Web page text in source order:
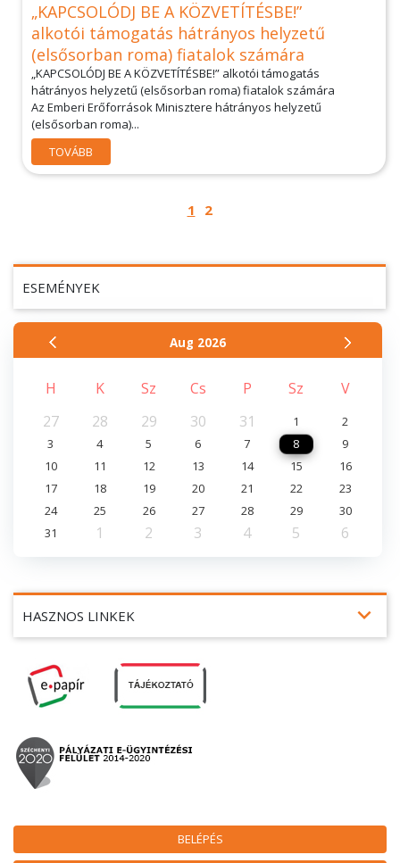
BELÉPÉS
HASZNOS LINKEK expand_more
ESEMÉNYEK
Aug 2026
H K Sz Cs P Sz
V
27
28 29 30 31 1
2
3
4 5 6 7 8
9
10
11 12 13 14 15
16
17
18 19 20 21 22
23
24
25 26 27 28 29
30
31
1 2 3 4 5 6
„KAPCSOLÓDJ BE A KÖZVETÍTÉSBE!”
alkotói támogatás hátrányos helyzetű
(elsősorban roma) fiatalok számára
„KAPCSOLÓDJ BE A KÖZVETÍTÉSBE!” alkotói támogatás
hátrányos helyzetű (elsősorban roma) fiatalok számára
Az Emberi Erőforrások Minisztere hátrányos helyzetű
(elsősorban roma)...
TOVÁBB
1 2